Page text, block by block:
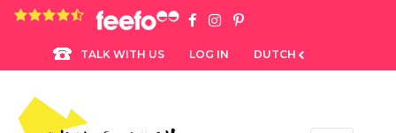
4.8 rating based on 1,234 ratings
TALK WITH US LOG IN DUTCH